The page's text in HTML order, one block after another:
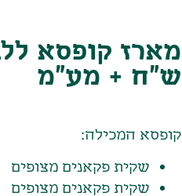
ש"ח + מע"מ
קופסא המכילה:
שקית פקאנים מצופים
שקית פקאנים מצופים